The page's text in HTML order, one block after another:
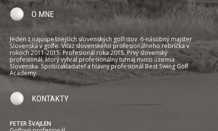
O MNE
Jeden z najúspešnejších slovenských golfistov. 6-násobný majster
Slovenska v golfe. Víťaz slovenského profesionálneho rebríčka v
rokoch 2011-2015. Profesionál roka 2015. Prvý slovenský
profesionál, ktorý vyhral profesionálny turnaj mimo územia
Slovenska. Spoluzakladateľ a hlavný profesionál Best Swing Golf
Academy.
KONTAKTY
PETER ŠVAJLEN